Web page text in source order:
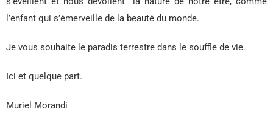
l’enfant qui s’émerveille de la beauté du monde.
Je vous souhaite le paradis terrestre dans le souffle de vie.
Ici et quelque part.
Muriel Morandi